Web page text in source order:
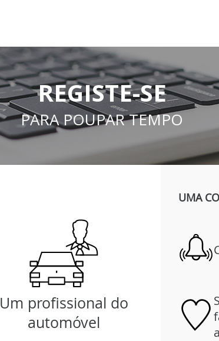
REGISTE-SE
PARA POUPAR TEMPO
Um profissional do
automóvel
UMA